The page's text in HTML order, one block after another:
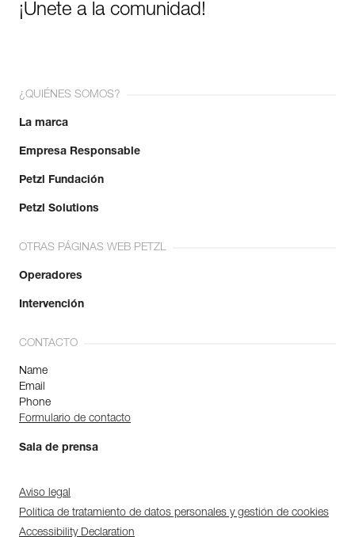
¡Únete a la comunidad!
¿QUIÉNES SOMOS?
La marca
Empresa Responsable
Petzl Fundación
Petzl Solutions
OTRAS PÁGINAS WEB PETZL
Operadores
Intervención
CONTACTO
Name
Email
Phone
Formulario de contacto
Sala de prensa
Aviso legal
Política de tratamiento de datos personales y gestión de cookies
Accessibility Declaration